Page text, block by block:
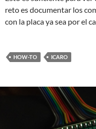
reto es documentar los
con la placa ya sea por el
HOW-TO ICARO